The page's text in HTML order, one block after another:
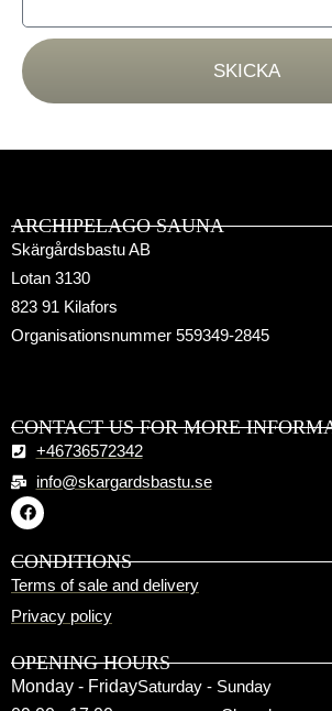
SKICKA
ARCHIPELAGO SAUNA
Skärgårdsbastu AB
Lotan 3130
823 91 Kilafors
Organisationsnummer 559349-2845
CONTACT US FOR MORE
+46736572342
info@skargardsbastu.se
CONDITIONS
Terms of sale and delivery
Privacy policy
OPENING HOURS
Monday - FridaySaturday - Sunday